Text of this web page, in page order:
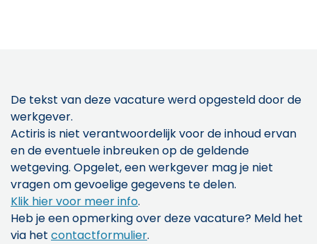
De tekst van deze vacature werd opgesteld door de
werkgever.
Actiris is niet verantwoordelijk voor de inhoud ervan
en de eventuele inbreuken op de geldende
wetgeving. Opgelet, een werkgever mag je niet
vragen om gevoelige gegevens te delen.
Klik hier voor meer info.
Heb je een opmerking over deze vacature? Meld het
via het contactformulier.